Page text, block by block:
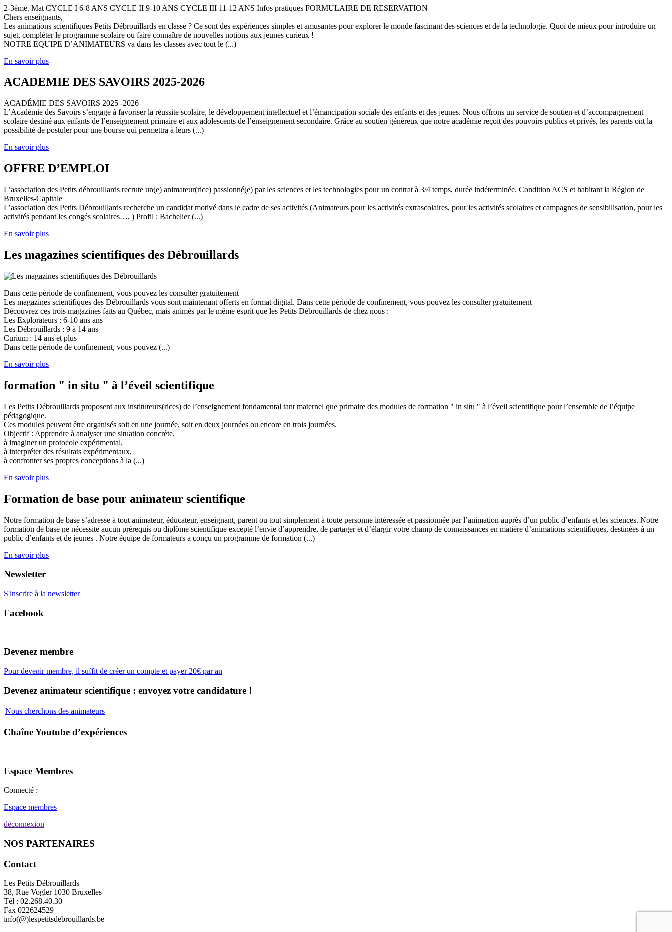
2-3ème. Mat CYCLE I 6-8 ANS CYCLE II 9-10 ANS CYCLE III 11-12 ANS Infos pratiques FORMULAIRE DE RESERVATION
Chers enseignants,
Les animations scientifiques Petits Débrouillards en classe ? Ce sont des expériences simples et amusantes pour explorer le monde fascinant des sciences et de la technologie. Quoi de mieux pour introduire un
sujet, compléter le programme scolaire ou faire connaître de nouvelles notions aux jeunes curieux !
NOTRE EQUIPE D’ANIMATEURS va dans les classes avec tout le (...)
En savoir plus
ACADEMIE DES SAVOIRS 2025-2026
ACADÉMIE DES SAVOIRS 2025 -2026
L’Académie des Savoirs s’engage à favoriser la réussite scolaire, le développement intellectuel et l’émancipation sociale des enfants et des jeunes. Nous offrons un service de soutien et d’accompagnement
scolaire destiné aux enfants de l’enseignement primaire et aux adolescents de l’enseignement secondaire. Grâce au soutien généreux que notre académie reçoit des pouvoirs publics et privés, les parents ont la
possibilité de postuler pour une bourse qui permettra à leurs (...)
En savoir plus
OFFRE D’EMPLOI
L’association des Petits débrouillards recrute un(e) animateur(rice) passionné(e) par les sciences et les technologies pour un contrat à 3/4 temps, durée indéterminée. Condition ACS et habitant la Région de
Bruxelles-Capitale
L’association des Petits Débrouillards recherche un candidat motivé dans le cadre de ses activités (Animateurs pour les activités extrascolaires, pour les activités scolaires et campagnes de sensibilisation, pour les
activités pendant les congés scolaires…, ) Profil : Bachelier (...)
En savoir plus
Les magazines scientifiques des Débrouillards
Dans cette période de confinement, vous pouvez les consulter gratuitement
Les magazines scientifiques des Débrouillards vous sont maintenant offerts en format digital. Dans cette période de confinement, vous pouvez les consulter gratuitement
Découvrez ces trois magazines faits au Québec, mais animés par le même esprit que les Petits Débrouillards de chez nous :
Les Explorateurs : 6-10 ans ans
Les Débrouillards : 9 à 14 ans
Curium : 14 ans et plus
Dans cette période de confinement, vous pouvez (...)
En savoir plus
formation " in situ " à l’éveil scientifique
Les Petits Débrouillards proposent aux instituteurs(rices) de l’enseignement fondamental tant maternel que primaire des modules de formation " in situ " à l’éveil scientifique pour l’ensemble de l’équipe
pédagogique.
Ces modules peuvent être organisés soit en une journée, soit en deux journées ou encore en trois journées.
Objectif : Apprendre à analyser une situation concrète,
à imaginer un protocole expérimental,
à interpréter des résultats expérimentaux,
à confronter ses propres conceptions à la (...)
En savoir plus
Formation de base pour animateur scientifique
Notre formation de base s’adresse à tout animateur, éducateur, enseignant, parent ou tout simplement à toute personne intéressée et passionnée par l’animation auprès d’un public d’enfants et les sciences. Notre
formation de base ne nécessite aucun prérequis ou diplôme scientifique excepté l’envie d’apprendre, de partager et d’élargir votre champ de connaissances en matière d’animations scientifiques, destinées à un
public d’enfants et de jeunes . Notre équipe de formateurs a conçu un programme de formation (...)
En savoir plus
Newsletter
S'inscrire à la newsletter
Facebook
Devenez membre
Pour devenir membre, il suffit de créer un compte et payer 20€ par an
Devenez animateur scientifique : envoyez votre candidature !
Nous cherchons des animateurs
Chaîne Youtube d’expériences
Espace Membres
Connecté :
Espace membres
déconnexion
NOS PARTENAIRES
Contact
Les Petits Débrouillards
38, Rue Vogler 1030 Bruxelles
Tél : 02.268.40.30
Fax 022624529
info(@)lespetitsdebrouillards.be